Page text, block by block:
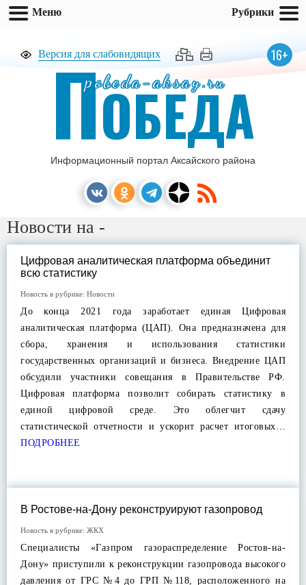
Версия для слабовидящих 16+
pobeda-aksay.ru
ПОБЕДА
Информационный портал Аксайского района
Новости на -
Цифровая аналитическая платформа объединит
всю статистику
Новость в рубрике: Новости
До конца 2021 года заработает единая Цифровая
аналитическая платформа (ЦАП). Она предназначена для
сбора, хранения и использования статистики
государственных организаций и бизнеса. Внедрение ЦАП
обсудили участники совещания в Правительстве РФ.
Цифровая платформа позволит собирать статистику в
единой цифровой среде. Это облегчит сдачу
статистической отчетности и ускорит расчет итоговых…
ПОДРОБНЕЕ
В Ростове-на-Дону реконструируют газопровод
Новость в рубрике: ЖКХ
Специалисты «Газпром газораспределение Ростов-на-
Дону» приступили к реконструкции газопровода высокого
давления от ГРС №4 до ГРП №118, расположенного на
Меню Рубрики